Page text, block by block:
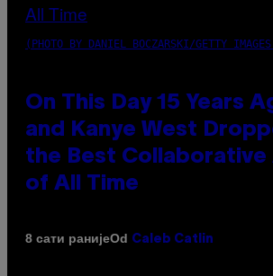
(PHOTO BY DANIEL BOCZARSKI/GETTY
On This Day 15 Years
and Kanye West
the Best Collaborative
of All Time
8 сати ранијеOd Caleb Catlin